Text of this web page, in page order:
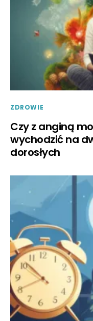
ZDROWIE
Czy z anginą
wychodzić na
dorosłych